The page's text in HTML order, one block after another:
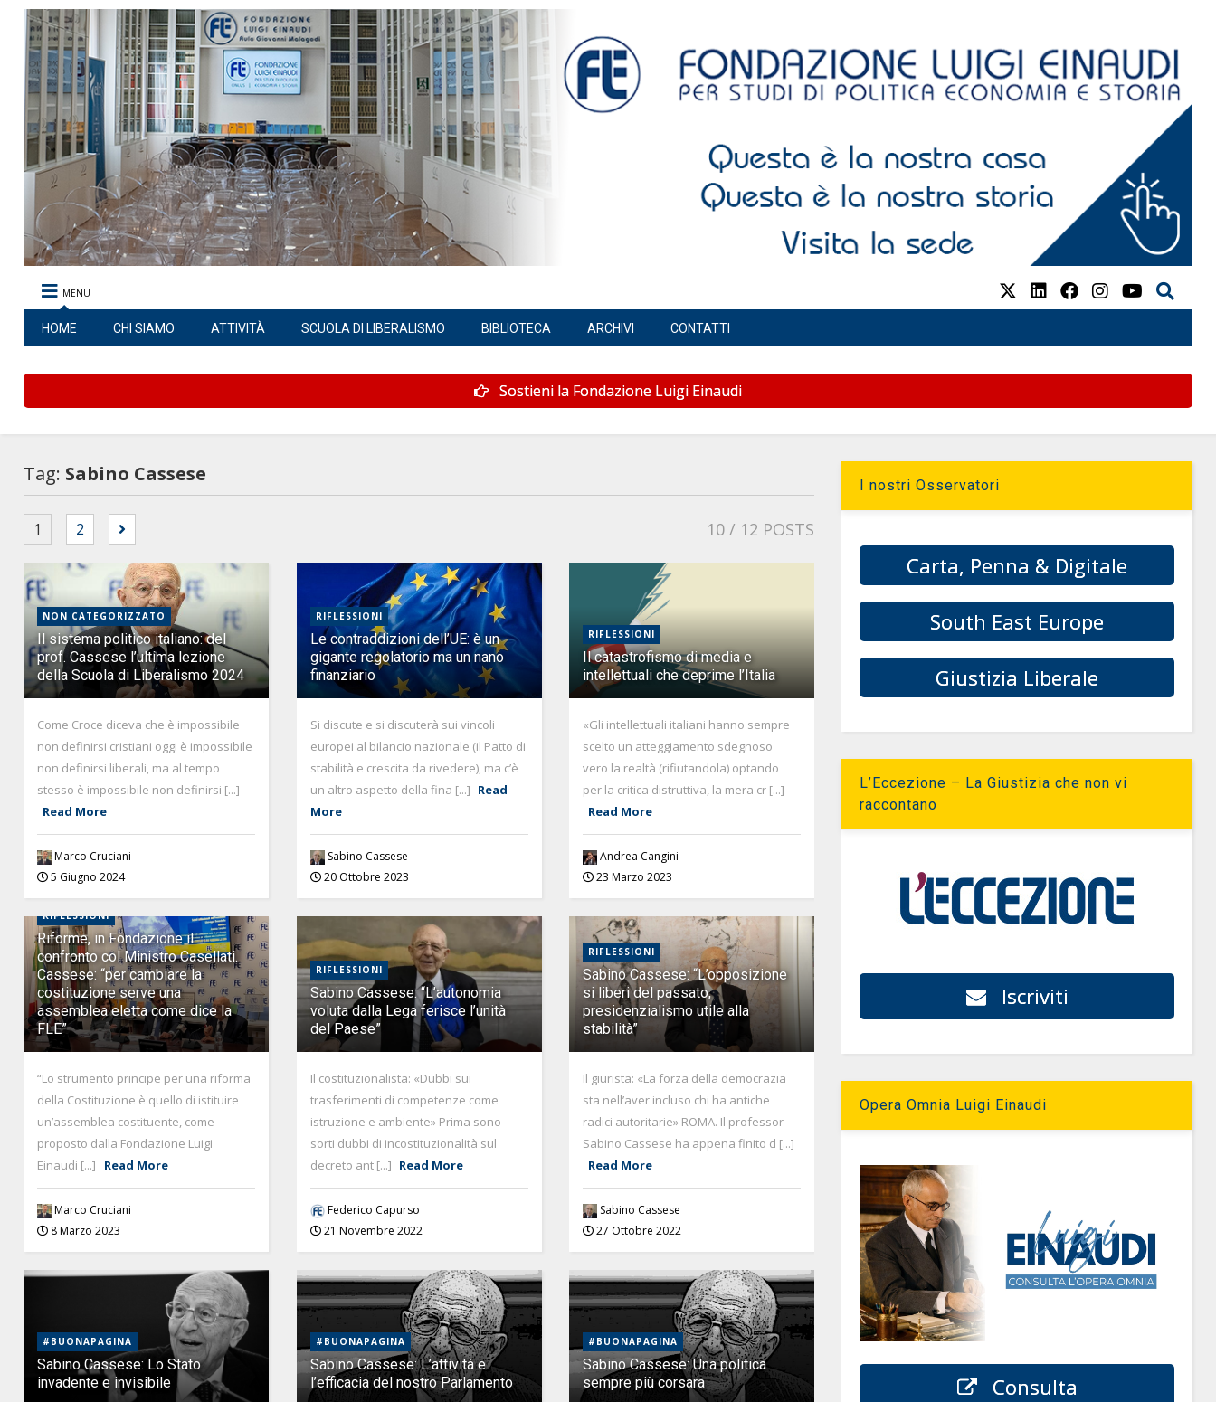
MENU
HOME CHI SIAMO ATTIVITÀ SCUOLA DI LIBERALISMO BIBLIOTECA ARCHIVI CONTATTI
Sostieni la Fondazione Luigi Einaudi
Tag: Sabino Cassese
1 2 10 / 12 POSTS
NON CATEGORIZZATO
Il sistema politico italiano: del
prof. Cassese l’ultima lezione
della Scuola di Liberalismo 2024
Come Croce diceva che è impossibile
non definirsi cristiani oggi è impossibile
non definirsi liberali, ma al tempo
stesso è impossibile non definirsi [...]
Read More
Marco Cruciani
5 Giugno 2024
RIFLESSIONI
Le contraddizioni dell’UE: è un
gigante regolatorio ma un nano
finanziario
Si discute e si discuterà sui vincoli
europei al bilancio nazionale (il Patto di
stabilità e crescita da rivedere), ma c’è
un altro aspetto della fina [...] Read
More
Sabino Cassese
20 Ottobre 2023
RIFLESSIONI
Il catastrofismo di media e
intellettuali che deprime l’Italia
«Gli intellettuali italiani hanno sempre
scelto un atteggiamento sdegnoso
vero la realtà (rifiutandola) optando
per la critica distruttiva, la mera cr [...]
Read More
Andrea Cangini
23 Marzo 2023
RIFLESSIONI
Riforme, in Fondazione il
confronto col Ministro Casellati.
Cassese: “per cambiare la
costituzione serve una
assemblea eletta come dice la
FLE”
“Lo strumento principe per una riforma
della Costituzione è quello di istituire
un’assemblea costituente, come
proposto dalla Fondazione Luigi
Einaudi [...]
Read More
Marco Cruciani
8 Marzo 2023
RIFLESSIONI
Sabino Cassese: “L’autonomia
voluta dalla Lega ferisce l’unità
del Paese”
Il costituzionalista: «Dubbi sui
trasferimenti di competenze come
istruzione e ambiente» Prima sono
sorti dubbi di incostituzionalità sul
decreto ant [...] Read More
Federico Capurso
21 Novembre 2022
RIFLESSIONI
Sabino Cassese: “L’opposizione
si liberi del passato,
presidenzialismo utile alla
stabilità”
Il giurista: «La forza della democrazia
sta nell’aver incluso chi ha antiche
radici autoritarie» ROMA. Il professor
Sabino Cassese ha appena finito d [...]
Read More
Sabino Cassese
27 Ottobre 2022
#BUONAPAGINA
Sabino Cassese: Lo Stato
invadente e invisibile
#BUONAPAGINA
Sabino Cassese: L’attività e
l’efficacia del nostro Parlamento
#BUONAPAGINA
Sabino Cassese: Una politica
sempre più corsara
I nostri Osservatori
Carta, Penna & Digitale
South East Europe
Giustizia Liberale
L’Eccezione – La Giustizia che non vi
raccontano
Iscriviti
Opera Omnia Luigi Einaudi
Consulta